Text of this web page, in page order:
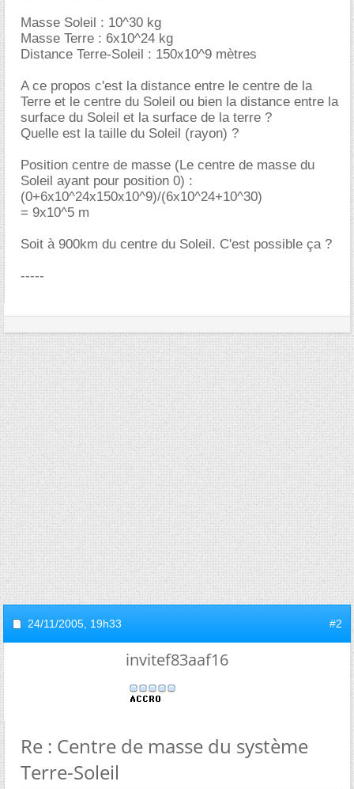
Masse Soleil : 10^30 kg
Masse Terre : 6x10^24 kg
Distance Terre-Soleil : 150x10^9 mètres
A ce propos c'est la distance entre le centre de la
Terre et le centre du Soleil ou bien la distance entre la
surface du Soleil et la surface de la terre ?
Quelle est la taille du Soleil (rayon) ?
Position centre de masse (Le centre de masse du
Soleil ayant pour position 0) :
(0+6x10^24x150x10^9)/(6x10^24+10^30)
= 9x10^5 m
Soit à 900km du centre du Soleil. C'est possible ça ?
-----
24/11/2005, 19h33 #2
invitef83aaf16
Re : Centre de masse du système
Terre-Soleil